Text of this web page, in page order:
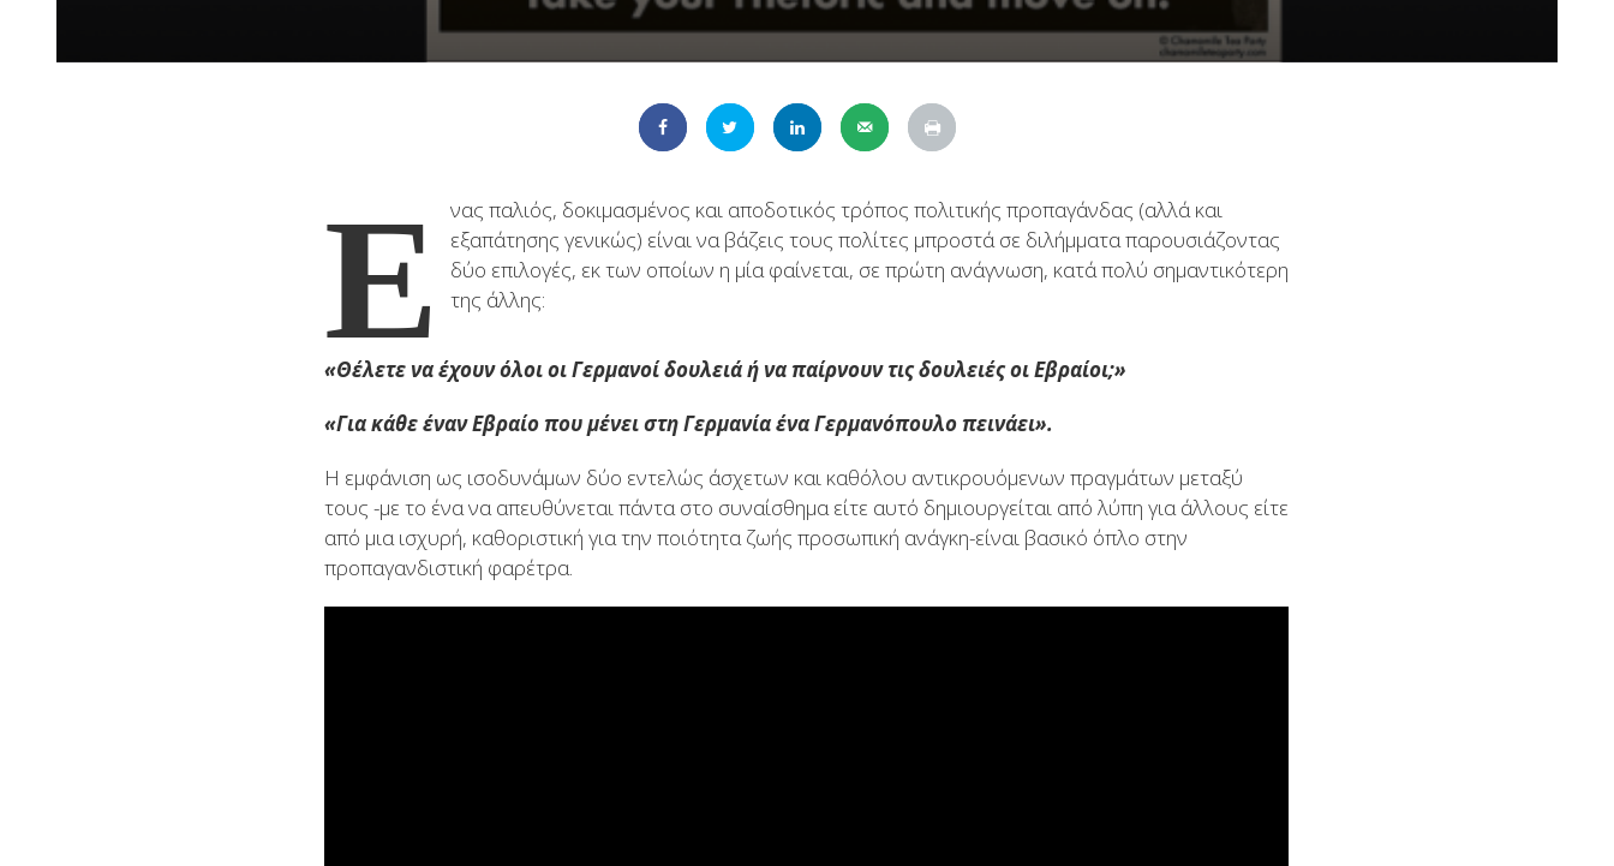
Ε
νας παλιός, δοκιμασμένος και αποδοτικός τρόπος πολιτικής προπαγάνδας (αλλά και
εξαπάτησης γενικώς) είναι να βάζεις τους πολίτες μπροστά σε διλήμματα παρουσιάζοντας
δύο επιλογές, εκ των οποίων η μία φαίνεται, σε πρώτη ανάγνωση, κατά πολύ σημαντικότερη
της άλλης:
«Θέλετε να έχουν όλοι οι Γερμανοί δουλειά ή να παίρνουν τις δουλειές οι Εβραίοι;»
«Για κάθε έναν Εβραίο που μένει στη Γερμανία ένα Γερμανόπουλο πεινάει».
Η εμφάνιση ως ισοδυνάμων δύο εντελώς άσχετων και καθόλου αντικρουόμενων πραγμάτων μεταξύ
τους -με το ένα να απευθύνεται πάντα στο συναίσθημα είτε αυτό δημιουργείται από λύπη για άλλους είτε
από μια ισχυρή, καθοριστική για την ποιότητα ζωής προσωπική ανάγκη-είναι βασικό όπλο στην
προπαγανδιστική φαρέτρα.